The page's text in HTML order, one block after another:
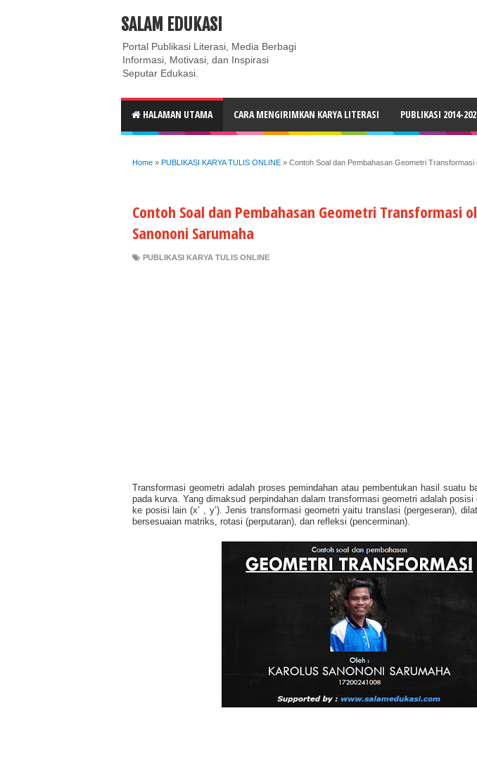
ABOUT CONTACT US
SALAM EDUKASI
Portal Publikasi Literasi, Media Berbagi
Informasi, Motivasi, dan Inspirasi
Seputar Edukasi.
HALAMAN UTAMA CARA MENGIRIMKAN KARYA LITERASI PUBLIKASI 2014-
Home » PUBLIKASI KARYA TULIS ONLINE » Contoh Soal dan Pembahasan Geometri
Contoh Soal dan Pembahasan Geometri Transformasi
Sanononi Sarumaha
PUBLIKASI KARYA TULIS ONLINE
Transformasi geometri adalah proses pemindahan atau pembentukan hasil suatu
pada kurva. Yang dimaksud perpindahan dalam transformasi geometri adalah
ke posisi lain (x’ , y’). Jenis transformasi geometri yaitu translasi (pergeseran),
bersesuaian matriks, rotasi (perputaran), dan refleksi (pencerminan).